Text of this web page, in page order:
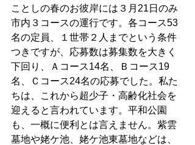
ことしの春のお彼岸には３月21日のみ
市内３コースの運行です。各コース53
名の定員、１世帯２人までという条件
つきですが、応募数は募集数を大きく
下回り、Ａコース14名、Ｂコース19
名、Ｃコース24名の応募でした。私た
ちは、これから超少子・高齢化社会を
迎えると言われています。平和公園
も、一概に便利とは言えません。紫雲
墓地や姥ケ池、姥ケ池東墓地などは、